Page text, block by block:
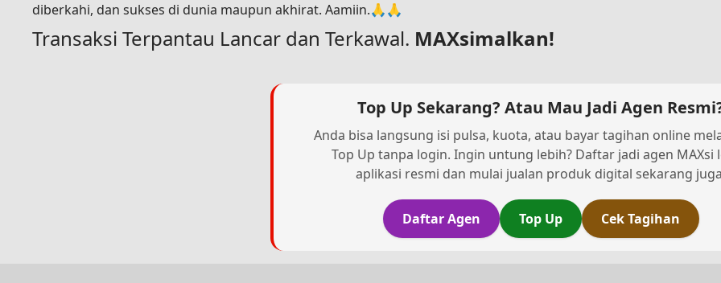
diberkahi, dan sukses di dunia maupun akhirat. Aamiin.🙏🙏
Transaksi Terpantau Lancar dan Terkawal. MAXsimalkan!
Top Up Sekarang? Atau Mau Jadi Agen
Anda bisa langsung isi pulsa, kuota, atau bayar tagihan online
Top Up tanpa login. Ingin untung lebih? Daftar jadi agen MAXsi
aplikasi resmi dan mulai jualan produk digital sekarang
Daftar Agen Top Up Cek Tagihan